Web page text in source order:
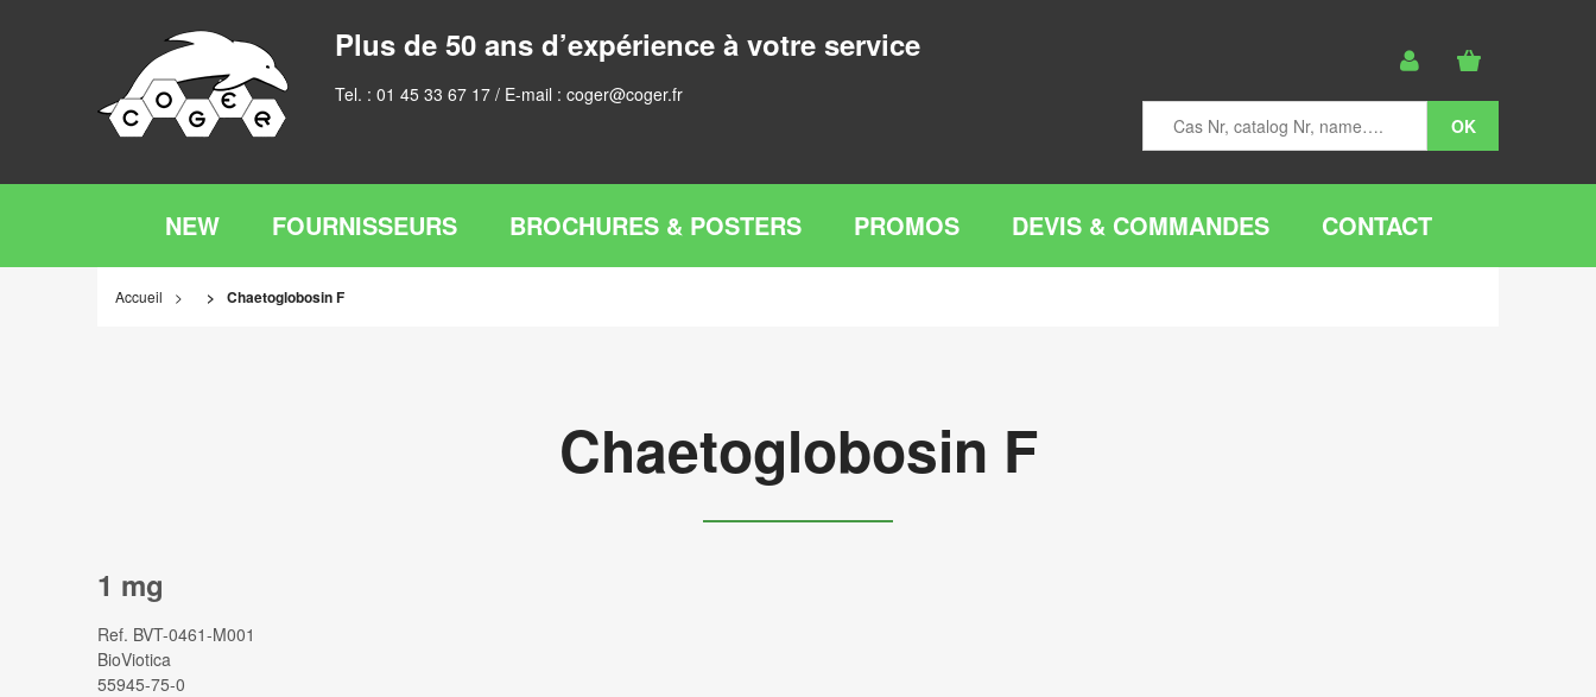
Plus de 50 ans d’expérience à votre service
Tel. : 01 45 33 67 17 / E-mail : coger@coger.fr
NEW FOURNISSEURS BROCHURES & POSTERS PROMOS DEVIS & COMMANDES CONTACT
Accueil Chaetoglobosin F
Chaetoglobosin F
1 mg
Ref. BVT-0461-M001
BioViotica
55945-75-0